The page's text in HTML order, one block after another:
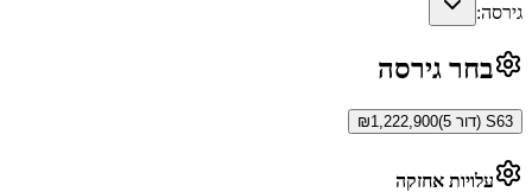
גירסה:
בחר גירסה
S63 (דור 5) ₪1,222,900
עלויות אחזקה